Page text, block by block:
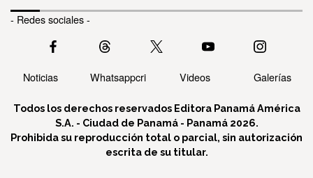
- Redes sociales -
Noticias Whatsappcri Videos Galerías
Todos los derechos reservados Editora Panamá América
S.A. - Ciudad de Panamá - Panamá 2026.
Prohibida su reproducción total o parcial, sin autorización
escrita de su titular.